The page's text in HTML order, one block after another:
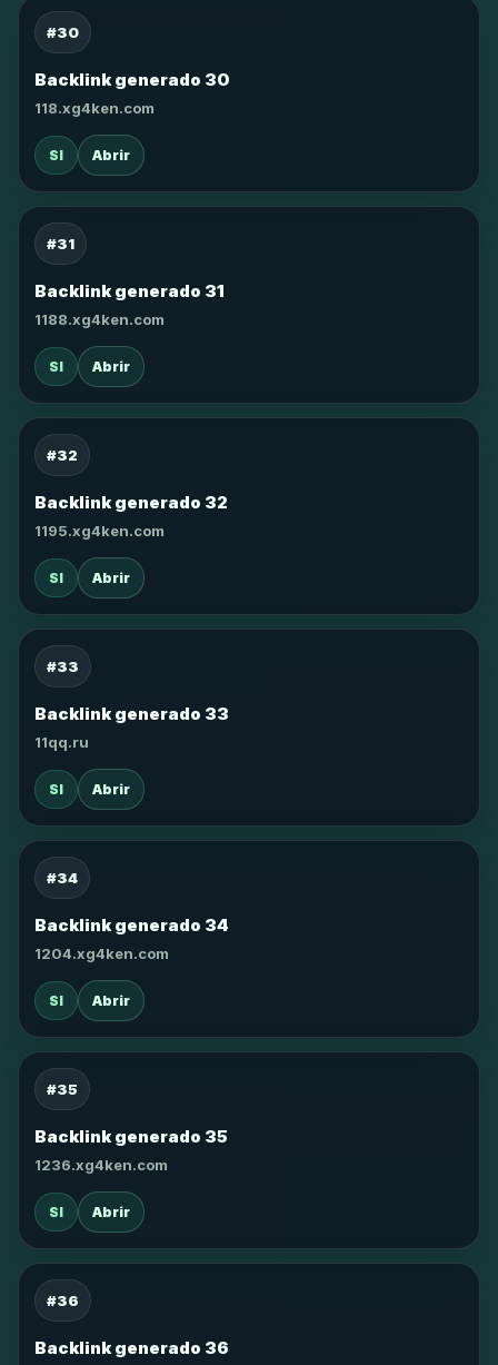
#30
Backlink generado 30
118.xg4ken.com
SI Abrir
#31
Backlink generado 31
1188.xg4ken.com
SI Abrir
#32
Backlink generado 32
1195.xg4ken.com
SI Abrir
#33
Backlink generado 33
11qq.ru
SI Abrir
#34
Backlink generado 34
1204.xg4ken.com
SI Abrir
#35
Backlink generado 35
1236.xg4ken.com
SI Abrir
#36
Backlink generado 36